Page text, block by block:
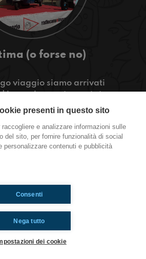
(o forse no)
viaggio siamo arrivati
Ligure, in questa puntata
fila del nostro viaggio e faremo
speciali!
presenti in questo sito
e analizzare informazioni sulle
del sito, per fornire funzionalità di social
personalizzare contenuti e pubblicità
Nega tutto
Consenti
dei cookie